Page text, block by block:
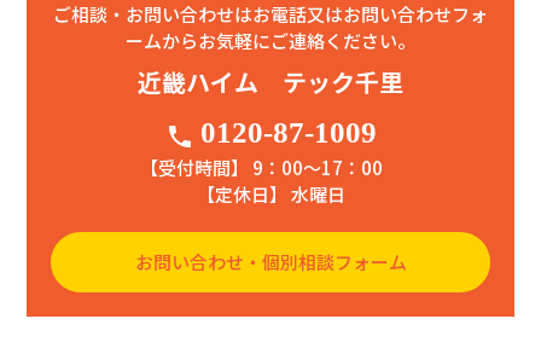
ご相談・お問い合わせはお電話又はお問い合わせフォ
ームからお気軽にご連絡ください。
近畿ハイム テック千里
phone 0120-87-1009
【受付時間】 9：00〜17：00
【定休日】 水曜日
お問い合わせ・個別相談フォーム